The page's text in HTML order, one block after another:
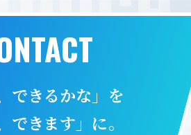
できるかな」を
できます」に。